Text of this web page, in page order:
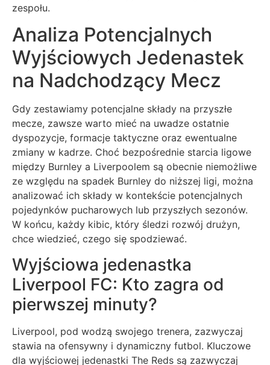
zespołu.
Analiza Potencjalnych
Wyjściowych Jedenastek
na Nadchodzący Mecz
Gdy zestawiamy potencjalne składy na przyszłe
mecze, zawsze warto mieć na uwadze ostatnie
dyspozycje, formacje taktyczne oraz ewentualne
zmiany w kadrze. Choć bezpośrednie starcia ligowe
między Burnley a Liverpoolem są obecnie niemożliwe
ze względu na spadek Burnley do niższej ligi, można
analizować ich składy w kontekście potencjalnych
pojedynków pucharowych lub przyszłych sezonów.
W końcu, każdy kibic, który śledzi rozwój drużyn,
chce wiedzieć, czego się spodziewać.
Wyjściowa jedenastka
Liverpool FC: Kto zagra od
pierwszej minuty?
Liverpool, pod wodzą swojego trenera, zazwyczaj
stawia na ofensywny i dynamiczny futbol. Kluczowe
dla wyjściowej jedenastki The Reds są zazwyczaj